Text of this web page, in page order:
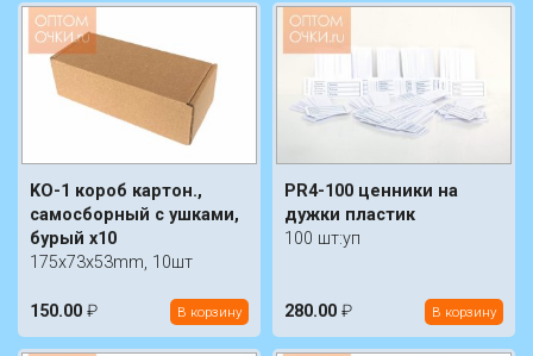
KO-1 короб картон.,
самосборный с ушками,
бурый х10
175х73х53mm, 10шт
150.00 ₽ В корзину
PR4-100 ценники на
дужки пластик
100 шт:уп
280.00 ₽ В корзину